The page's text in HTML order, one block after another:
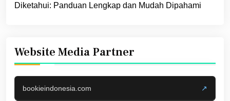
Diketahui: Panduan Lengkap dan Mudah Dipahami
Website Media Partner
bookieindonesia.com ↗